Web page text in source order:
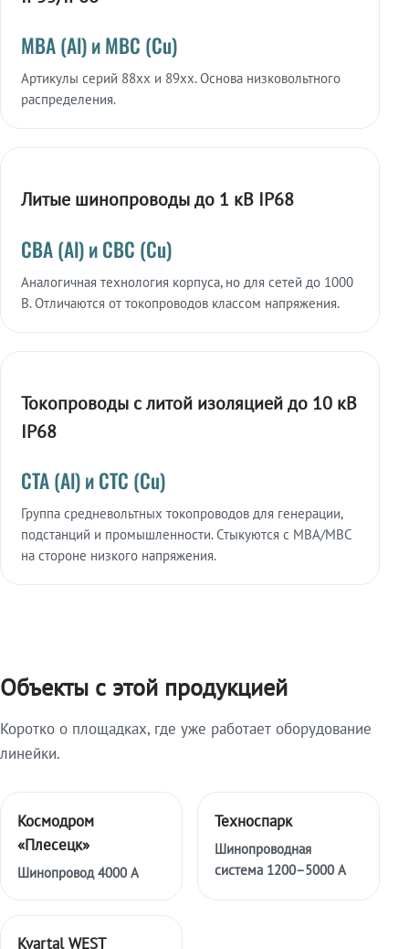
МВА (Al) и МВС (Cu)
Артикулы серий 88xx и 89xx. Основа низковольтного
распределения.
Литые шинопроводы до 1 кВ IP68
СВА (Al) и СВС (Cu)
Аналогичная технология корпуса, но для сетей до 1000
В. Отличаются от токопроводов классом напряжения.
Токопроводы с литой изоляцией до 10 кВ
IP68
СТА (Al) и СТС (Cu)
Группа средневольтных токопроводов для генерации,
подстанций и промышленности. Стыкуются с МВА/МВС
на стороне низкого напряжения.
Объекты с этой продукцией
Коротко о площадках, где уже работает оборудование
линейки.
Космодром
«Плесецк»
Шинопровод 4000 А
Техноспарк
Шинопроводная
система 1200–5000 А
Kvartal WEST